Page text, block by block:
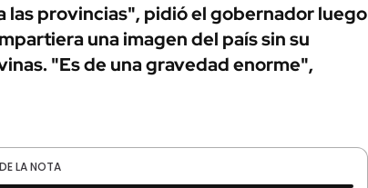
URUGUAY
AUTOS
las provincias", pidió el gobernador luego
una imagen del país sin su
"Es de una gravedad enorme",
LA NOTA